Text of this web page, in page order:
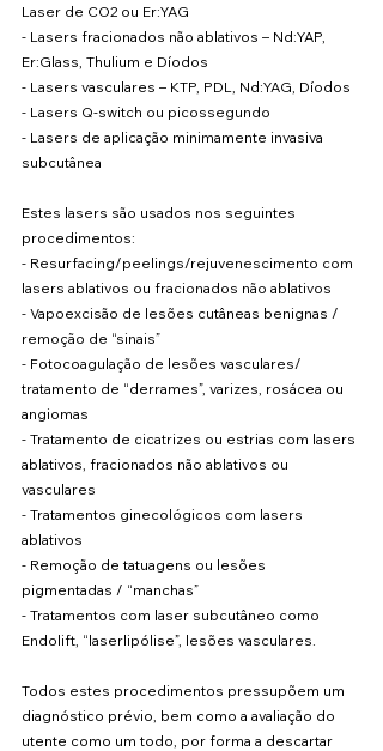
Laser de CO2 ou Er:YAG
- Lasers fracionados não ablativos – Nd:YAP,
Er:Glass, Thulium e Díodos
- Lasers vasculares – KTP, PDL, Nd:YAG, Díodos
- Lasers Q-switch ou picossegundo
- Lasers de aplicação minimamente invasiva
subcutânea
Estes lasers são usados nos seguintes
procedimentos:
- Resurfacing/peelings/rejuvenescimento com
lasers ablativos ou fracionados não ablativos
- Vapoexcisão de lesões cutâneas benignas /
remoção de “sinais”
- Fotocoagulação de lesões vasculares/
tratamento de “derrames”, varizes, rosácea ou
angiomas
- Tratamento de cicatrizes ou estrias com lasers
ablativos, fracionados não ablativos ou
vasculares
- Tratamentos ginecológicos com lasers
ablativos
- Remoção de tatuagens ou lesões
pigmentadas / “manchas”
- Tratamentos com laser subcutâneo como
Endolift, “laserlipólise”, lesões vasculares.
Todos estes procedimentos pressupõem um
diagnóstico prévio, bem como a avaliação do
utente como um todo, por forma a descartar